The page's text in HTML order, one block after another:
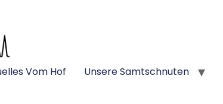
Vom Hof Unsere Samtschnuten